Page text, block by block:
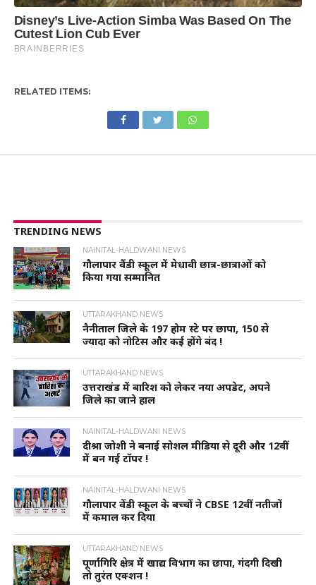
RELATED ITEMS:
TRENDING NEWS
NAINITAL-HALDWANI NEWS
गौलापार वैंडी स्कूल में मेधावी छात्र-छात्राओं को
किया गया सम्मानित
UTTARAKHAND NEWS
नैनीताल जिले के 197 होम स्टे पर छापा, 150 से
ज्यादा को नोटिस और कई होंगे बंद !
UTTARAKHAND NEWS
उत्तराखंड में बारिश को लेकर नया अपडेट, अपने
जिले का जाने हाल
NAINITAL-HALDWANI NEWS
दीश्रा जोशी ने बनाई सोशल मीडिया से दूरी और 12वीं
में बन गई टॉपर !
NAINITAL-HALDWANI NEWS
गौलापार वेंडी स्कूल के बच्चों ने CBSE 12वीं नतीजों
में कमाल कर दिया
UTTARAKHAND NEWS
पूर्णागिरि क्षेत्र में खाद्य विभाग का छापा, गंदगी दिखी
तो तुरंत एक्शन !